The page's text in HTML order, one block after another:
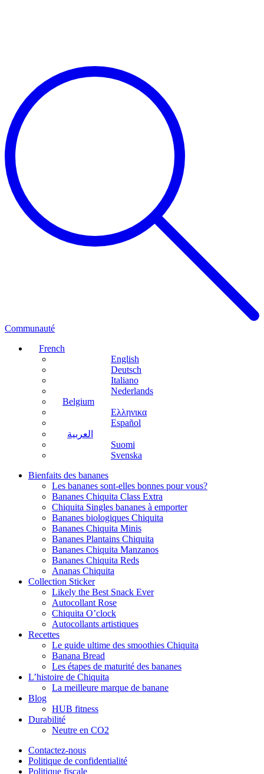
Communauté
French
English
Deutsch
Italiano
Nederlands
Belgium
Ελληνικα
Español
العربية
Suomi
Svenska
Bienfaits des bananes
Les bananes sont-elles bonnes pour vous?
Bananes Chiquita Class Extra
Chiquita Singles bananes à emporter
Bananes biologiques Chiquita
Bananes Chiquita Minis
Bananes Plantains Chiquita
Bananes Chiquita Manzanos
Bananes Chiquita Reds
Ananas Chiquita
Collection Sticker
Likely the Best Snack Ever
Autocollant Rose
Chiquita O’clock
Autocollants artistiques
Recettes
Le guide ultime des smoothies Chiquita
Banana Bread
Les étapes de maturité des bananes
L’histoire de Chiquita
La meilleure marque de banane
Blog
HUB fitness
Durabilité
Neutre en CO2
Contactez-nous
Politique de confidentialité
Politique fiscale